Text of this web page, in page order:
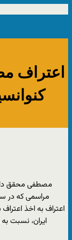
اعتراف
مراسمى که در
اعتراف به اخذ
ايران، نسبت